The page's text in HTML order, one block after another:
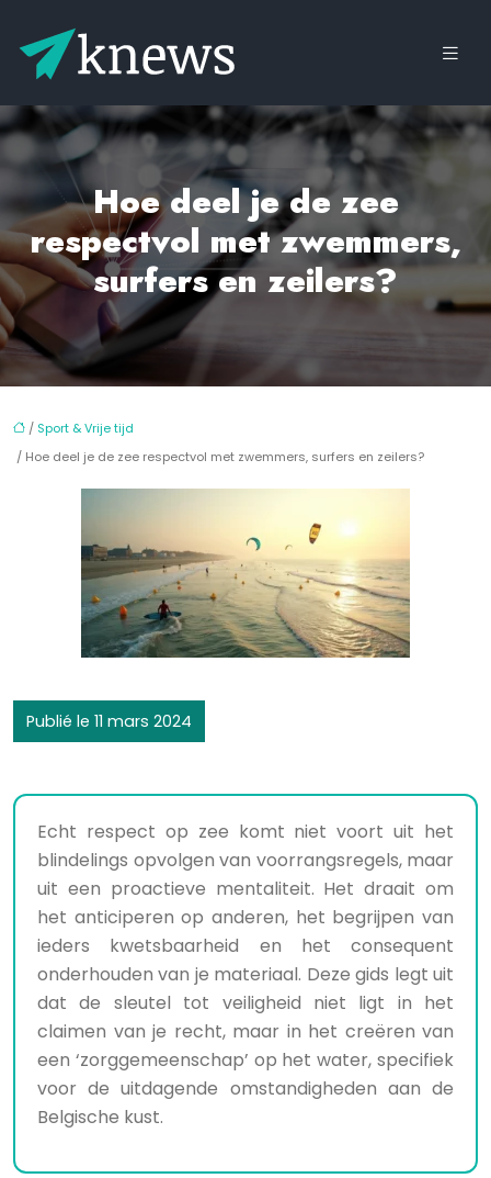
Hoe deel je de zee
respectvol met zwemmers,
surfers en zeilers?
/ Sport & Vrije tijd
/ Hoe deel je de zee respectvol met zwemmers, surfers en zeilers?
Publié le 11 mars 2024
Echt respect op zee komt niet voort uit het
blindelings opvolgen van voorrangsregels, maar
uit een proactieve mentaliteit. Het draait om
het anticiperen op anderen, het begrijpen van
ieders kwetsbaarheid en het consequent
onderhouden van je materiaal. Deze gids legt uit
dat de sleutel tot veiligheid niet ligt in het
claimen van je recht, maar in het creëren van
een ‘zorggemeenschap’ op het water, specifiek
voor de uitdagende omstandigheden aan de
Belgische kust.